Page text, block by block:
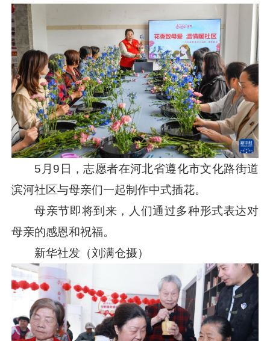
5月9日，志愿者在河北省遵化市文化路街道
滨河社区与母亲们一起制作中式插花。
母亲节即将到来，人们通过多种形式表达对
母亲的感恩和祝福。
新华社发（刘满仓摄）